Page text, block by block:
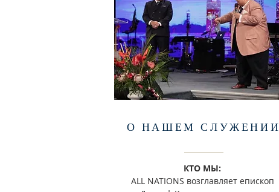
О НАШЕМ СЛУЖЕНИИ
КТО МЫ:
ALL NATIONS возглавляет епископ